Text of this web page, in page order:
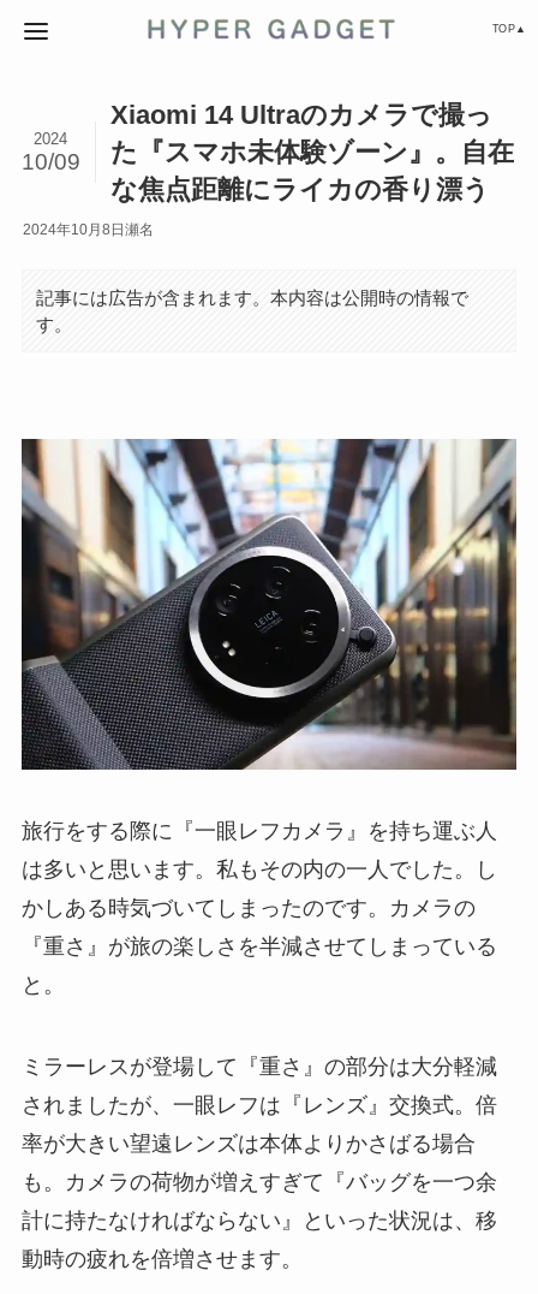
TOP▲
Xiaomi 14 Ultraのカメラで撮っ
た『スマホ未体験ゾーン』。自在
な焦点距離にライカの香り漂う
2024
10/09
2024年10月8日 瀬名
記事には広告が含まれます。本内容は公開時の情報で
す。
旅行をする際に『一眼レフカメラ』を持ち運ぶ人
は多いと思います。私もその内の一人でした。し
かしある時気づいてしまったのです。カメラの
『重さ』が旅の楽しさを半減させてしまっている
と。
ミラーレスが登場して『重さ』の部分は大分軽減
されましたが、一眼レフは『レンズ』交換式。倍
率が大きい望遠レンズは本体よりかさばる場合
も。カメラの荷物が増えすぎて『バッグを一つ余
計に持たなければならない』といった状況は、移
動時の疲れを倍増させます。